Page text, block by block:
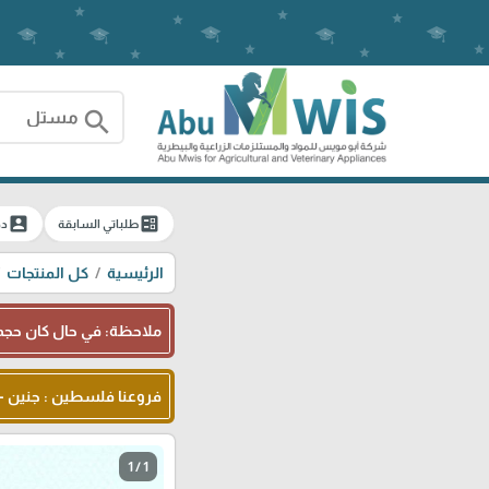
search
ballotطلباتي السابقة account_box
الرئيسية كل المنتجات
ملاحظة: في حال كان حجم
فروعنا فلسطين : جنين -
1 / 1